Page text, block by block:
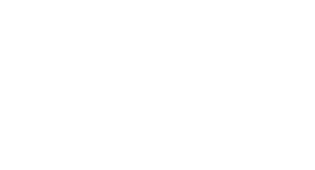
2018 verfügbar